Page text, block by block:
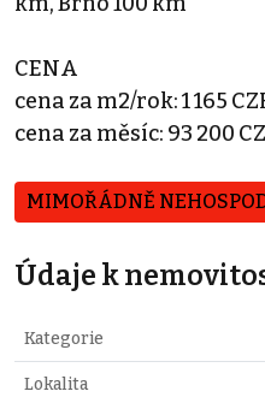
CENA
cena za m2/rok: 1 165
cena za měsíc: 93 200
MIMOŘÁDNĚ
Údaje k
Kategorie
Lokalita